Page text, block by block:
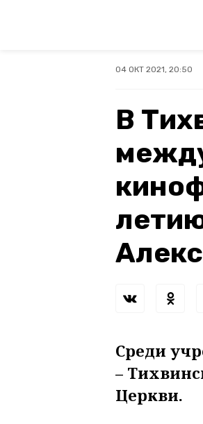
04 ОКТ 2021, 20:50
В
Среди
–
Церкви.